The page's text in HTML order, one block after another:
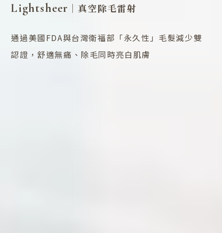
Lightsheer ｜真空除毛雷射
通過美國FDA與台灣衛福部「永久性」毛髮減少雙
認證，舒適無痛、除毛同時亮白肌膚